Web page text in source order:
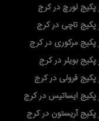
پکیج لورچ در کرج
پکیج تاچی در کرج
پکیج مرکوری در کرج
پکیج بویلر در کرج
پکیج فرولی در کرج
پکیج ایساتیس در کرج
پکیج آریستون در کرج